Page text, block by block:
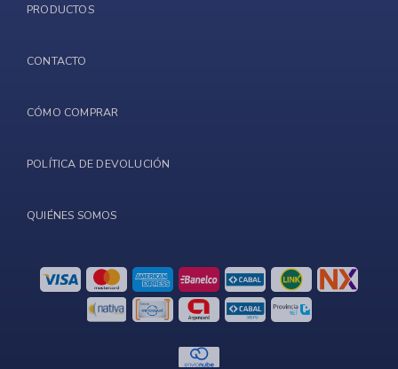
PRODUCTOS
CONTACTO
CÓMO COMPRAR
POLÍTICA DE DEVOLUCIÓN
QUIÉNES SOMOS